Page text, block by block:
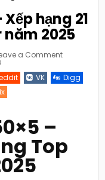
hạng 21
2025
a Commenton
50×5
–
năm
2025
VK
Digg
–
Top